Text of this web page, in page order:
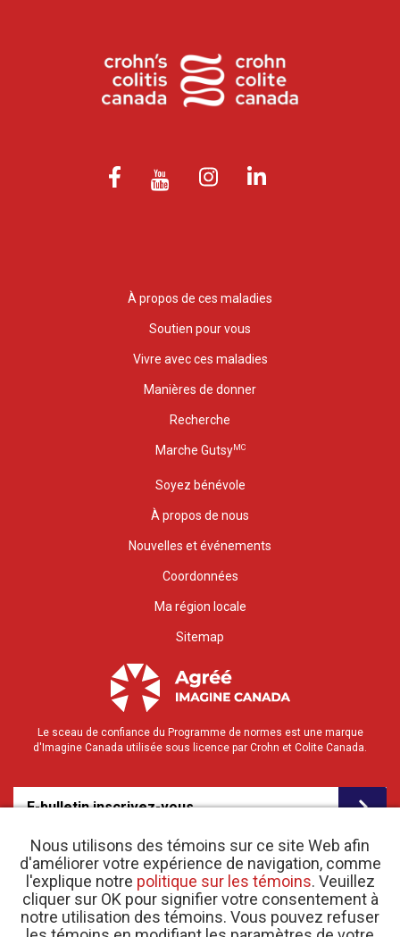
Nous utilisons des témoins sur ce site Web afin
d'améliorer votre expérience de navigation, comme
l'explique notre politique sur les témoins. Veuillez
cliquer sur OK pour signifier votre consentement à
notre utilisation des témoins. Vous pouvez refuser
À propos de ces maladies
Soutien pour vous
Vivre avec ces maladies
Manières de donner
Recherche
Marche GutsyMC
Soyez bénévole
À propos de nous
Nouvelles et événements
Coordonnées
Ma région locale
Sitemap
Le sceau de confiance du Programme de normes est une marque
d'Imagine Canada utilisée sous licence par Crohn et Colite Canada.
E-bulletin inscrivez-vous